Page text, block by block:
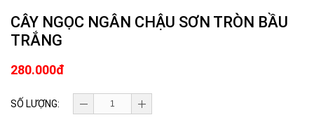
CÂY NGỌC NGÂN CHẬU SƠN TRÒN BẦU
TRẮNG
280.000đ
SỐ LƯỢNG: